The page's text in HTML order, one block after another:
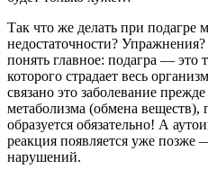
Так что же делать при подагре
недостаточности?
понять главное: подагра — это
которого страдает весь
связано это заболевание
метаболизма (обмена веществ),
образуется обязательно! А
реакция появляется уже позже
нарушений.